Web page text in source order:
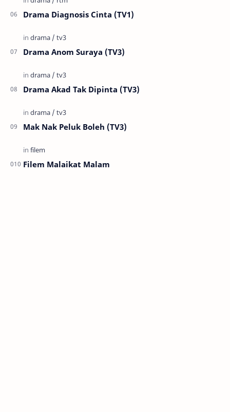
Drama Diagnosis Cinta (TV1)
Drama Anom Suraya (TV3)
Drama Akad Tak Dipinta (TV3)
Mak Nak Peluk Boleh (TV3)
Filem Malaikat Malam